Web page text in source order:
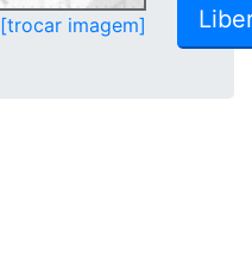
[trocar imagem]